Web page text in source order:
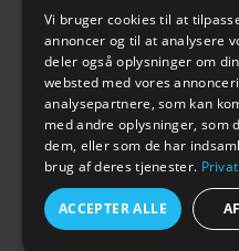
Vi bruger cookies til at
annoncer og til at analysere
deler også oplysninger om
websted med vores
analysepartnere, som kan
med andre oplysninger, som
dem, eller som de har
brug af deres tjenester.
ACCEPTER ALLE